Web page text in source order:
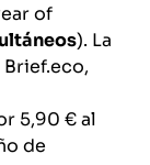
of
). La
5,90 € al
de